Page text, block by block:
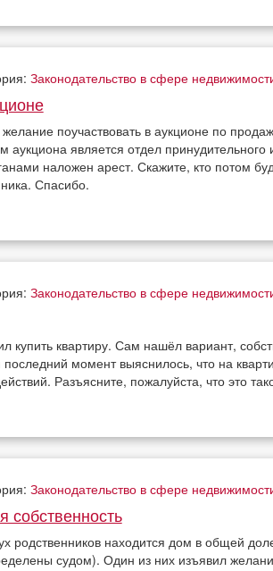
Законодательство в сфере
желание поучаствовать в аукционе по
аукциона является отдел
наложен арест. Скажите, кто потом
Спасибо.
Законодательство в сфере
купить квартиру. Сам нашёл вариант,
последний момент выяснилось, что на
Разъясните, пожалуйста, что это
Законодательство в сфере
родственников находится дом в общей
судом). Один из них изъявил